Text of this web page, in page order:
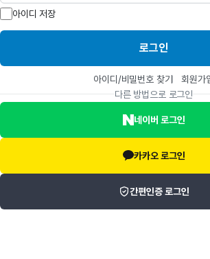
아이디 저장
로그인
아이디/비밀번호 찾기
회원가
다른 방법으로 로그인
네이버 로그인
카카오 로그인
간편인증 로그인